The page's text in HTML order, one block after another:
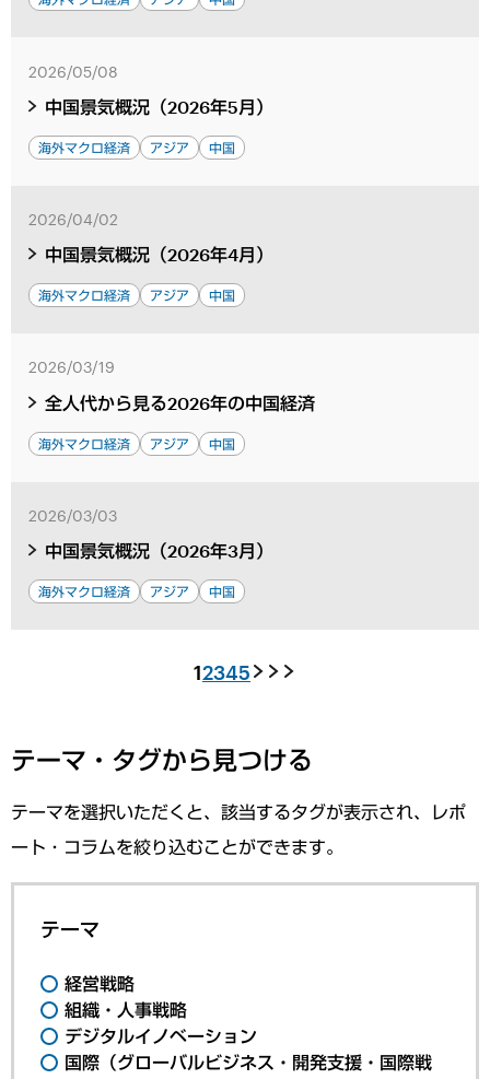
2026/05/08
中国景気概況（2026年5月）
海外マクロ経済 アジア 中国
2026/04/02
中国景気概況（2026年4月）
海外マクロ経済 アジア 中国
2026/03/19
全人代から見る2026年の中国経済
海外マクロ経済 アジア 中国
2026/03/03
中国景気概況（2026年3月）
海外マクロ経済 アジア 中国
12345
テーマ・タグから見つける
テーマを選択いただくと、該当するタグが表示され、レポ
ート・コラムを絞り込むことができます。
テーマ
経営戦略
組織・人事戦略
デジタルイノベーション
国際（グローバルビジネス・開発支援・国際戦